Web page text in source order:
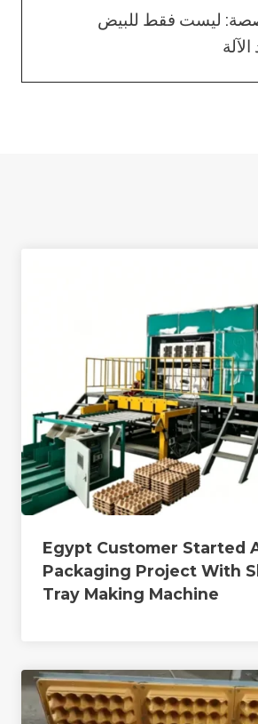
ليست فقط للبيض
Egypt Customer Started
Packaging Project With
Tray Making Machine